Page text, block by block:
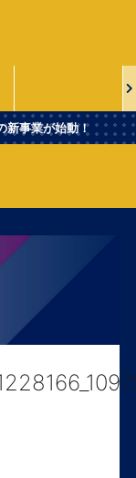
新事業が始動！